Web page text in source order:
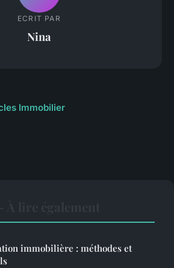
ECRIT PAR
Nina
Immobilier
immobilière : méthodes et